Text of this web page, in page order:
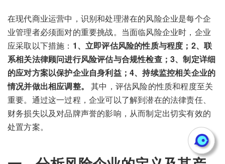
在现代商业运营中，识别和处理潜在的风险企业是每个企
业管理者必须面对的重要挑战。当面临风险企业时，企业
应采取以下措施： 1、立即评估风险的性质与程度；2、联
系相关法律顾问进行风险评估与合规性检查；3、制定详细
的应对方案以保护企业自身利益；4、持续监控相关企业的
情况并做出相应调整。
其中，评估风险的性质和程度至关
重要。通过这一过程，企业可以了解到潜在的法律责任、
财务损失以及对品牌声誉的影响，从而制定出切实有效的
处置方案。